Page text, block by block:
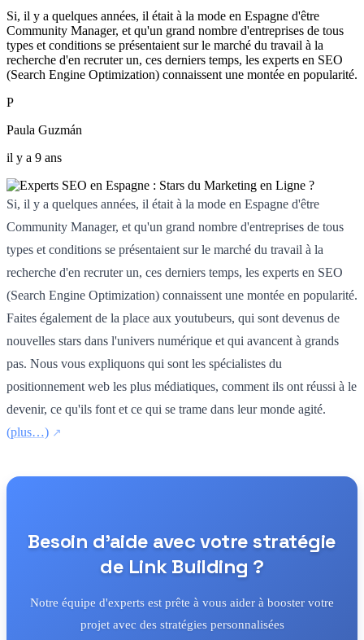
Si, il y a quelques années, il était à la mode en Espagne d'être
Community Manager, et qu'un grand nombre d'entreprises de tous
types et conditions se présentaient sur le marché du travail à la
recherche d'en recruter un, ces derniers temps, les experts en SEO
(Search Engine Optimization) connaissent une montée en popularité.
P
Paula Guzmán
il y a 9 ans
Si, il y a quelques années, il était à la mode en Espagne d'être
Community Manager, et qu'un grand nombre d'entreprises de tous
types et conditions se présentaient sur le marché du travail à la
recherche d'en recruter un, ces derniers temps, les experts en SEO
(Search Engine Optimization) connaissent une montée en popularité.
Faites également de la place aux youtubeurs, qui sont devenus de
nouvelles stars dans l'univers numérique et qui avancent à grands
pas. Nous vous expliquons qui sont les spécialistes du
positionnement web les plus médiatiques, comment ils ont réussi à le
devenir, ce qu'ils font et ce qui se trame dans leur monde agité.
(plus…)
Besoin d'aide avec votre stratégie
de Link Building ?
Notre équipe d'experts est prête à vous aider à booster votre
projet avec des stratégies personnalisées